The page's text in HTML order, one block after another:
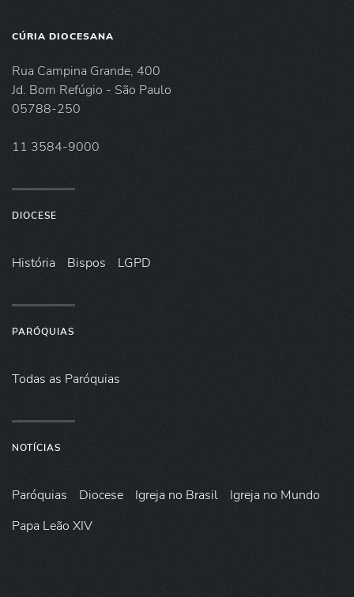
CÚRIA DIOCESANA
Rua Campina Grande, 400
Jd. Bom Refúgio - São Paulo
05788-250
11 3584-9000
DIOCESE
História Bispos LGPD
PARÓQUIAS
Todas as Paróquias
NOTÍCIAS
Paróquias Diocese Igreja no Brasil
Igreja no Mundo
Papa Leão XIV